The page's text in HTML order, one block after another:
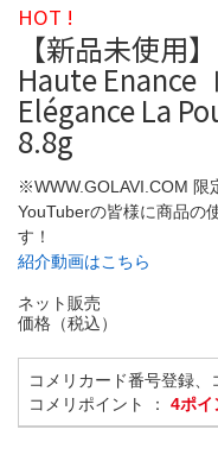
HOT !
【新品未使用
Haute Enance
Elégance La
8.8g
※WWW.GOLAVI.COM 限
YouTuberの皆様に商品の
す！
紹介動画はこちら
ネット販売
価格（税込）
コメリカード番号登録
コメリポイント ： 4ポイ